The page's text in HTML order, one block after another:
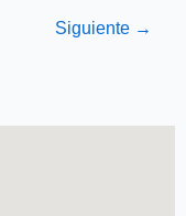
Siguiente →